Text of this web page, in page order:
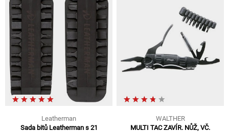
Leatherman
Sada bitů Leatherman s 21
WALTHER
MULTI TAC ZAVÍR. NŮŽ, VČ.